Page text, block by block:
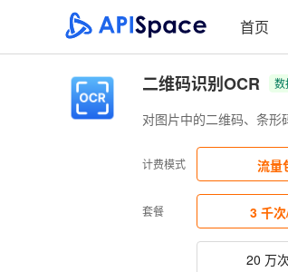
首页
二维码识别OCR 数
对图片中的二维码、条
计费模式 流量
套餐 3 千
20 万